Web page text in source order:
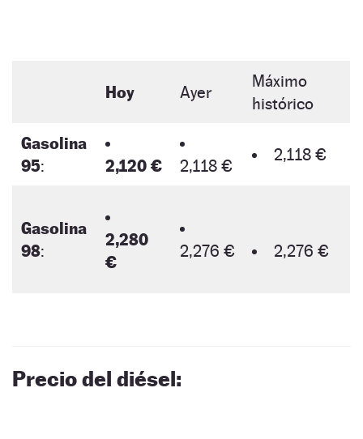
Hoy Ayer
Máximo
histórico
Gasolina
95: 2,120 € 2,118 €
2,118 €
Gasolina
98:
2,280
€
2,276 € 2,276 €
Precio del diésel: